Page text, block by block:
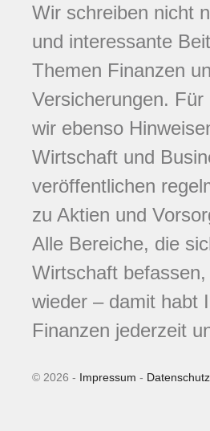
Wir schreiben nicht
und interessante
Themen Finanzen
Versicherungen. Für
wir ebenso
Wirtschaft und
veröffentlichen
zu Aktien und
Alle Bereiche, die
Wirtschaft
wieder – damit habt
Finanzen jederzeit
© 2026 - Impressum -